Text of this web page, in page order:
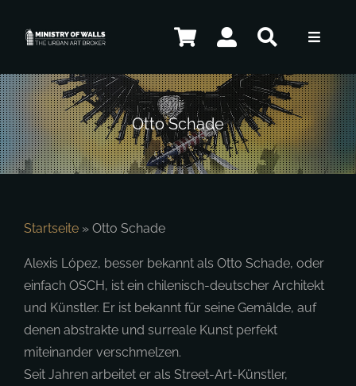
Inhalt
Toggle
Künstler
Kunstwerke
Kontakt
DE
Otto Schade
Startseite » Otto Schade
Alexis López, besser bekannt als Otto Schade, oder
einfach OSCH, ist ein chilenisch-deutscher Architekt
und Künstler. Er ist bekannt für seine Gemälde, auf
denen abstrakte und surreale Kunst perfekt
miteinander verschmelzen.
Seit Jahren arbeitet er als Street-Art-Künstler,